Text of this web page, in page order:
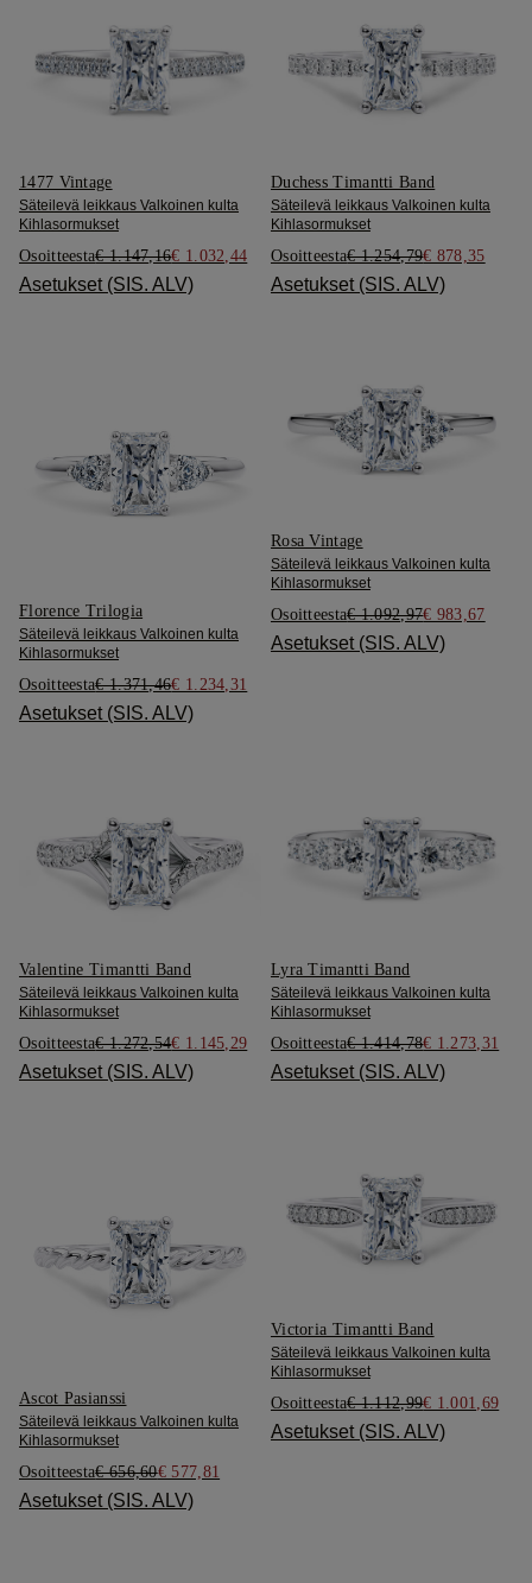
1477 Vintage
Säteilevä leikkaus Valkoinen kulta
Kihlasormukset
Osoitteesta€ 1.147,16€ 1.032,44
Asetukset (SIS. ALV)
Duchess Timantti Band
Säteilevä leikkaus Valkoinen kulta
Kihlasormukset
Osoitteesta€ 1.254,79€ 878,35
Asetukset (SIS. ALV)
Florence Trilogia
Säteilevä leikkaus Valkoinen kulta
Kihlasormukset
Osoitteesta€ 1.371,46€ 1.234,31
Asetukset (SIS. ALV)
Rosa Vintage
Säteilevä leikkaus Valkoinen kulta
Kihlasormukset
Osoitteesta€ 1.092,97€ 983,67
Asetukset (SIS. ALV)
Valentine Timantti Band
Säteilevä leikkaus Valkoinen kulta
Kihlasormukset
Osoitteesta€ 1.272,54€ 1.145,29
Asetukset (SIS. ALV)
Lyra Timantti Band
Säteilevä leikkaus Valkoinen kulta
Kihlasormukset
Osoitteesta€ 1.414,78€ 1.273,31
Asetukset (SIS. ALV)
Ascot Pasianssi
Säteilevä leikkaus Valkoinen kulta
Kihlasormukset
Osoitteesta€ 656,60€ 577,81
Asetukset (SIS. ALV)
Victoria Timantti Band
Säteilevä leikkaus Valkoinen kulta
Kihlasormukset
Osoitteesta€ 1.112,99€ 1.001,69
Asetukset (SIS. ALV)